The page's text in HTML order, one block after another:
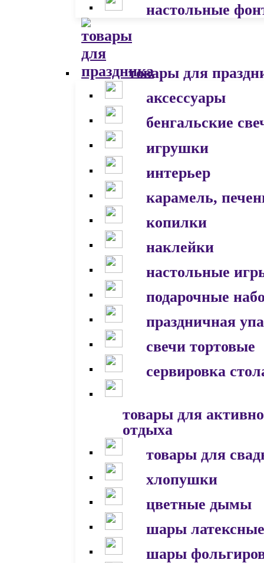
настольные
товары для
аксессуары
бенгальские
игрушки
интерьер
карамель,
копилки
наклейки
настольные
подарочные
праздничная
свечи тортовые
сервировка
товары для
отдыха
товары для
хлопушки
цветные дымы
шары латексные
шары